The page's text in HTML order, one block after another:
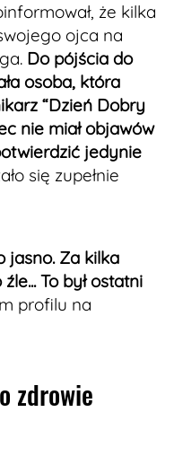
że kilka
ojca na
Do pójścia do
osoba, która
“Dzień Dobry
nie miał objawów
jedynie
się zupełnie
jasno. Za kilka
To był ostatni
profilu na
zdrowie